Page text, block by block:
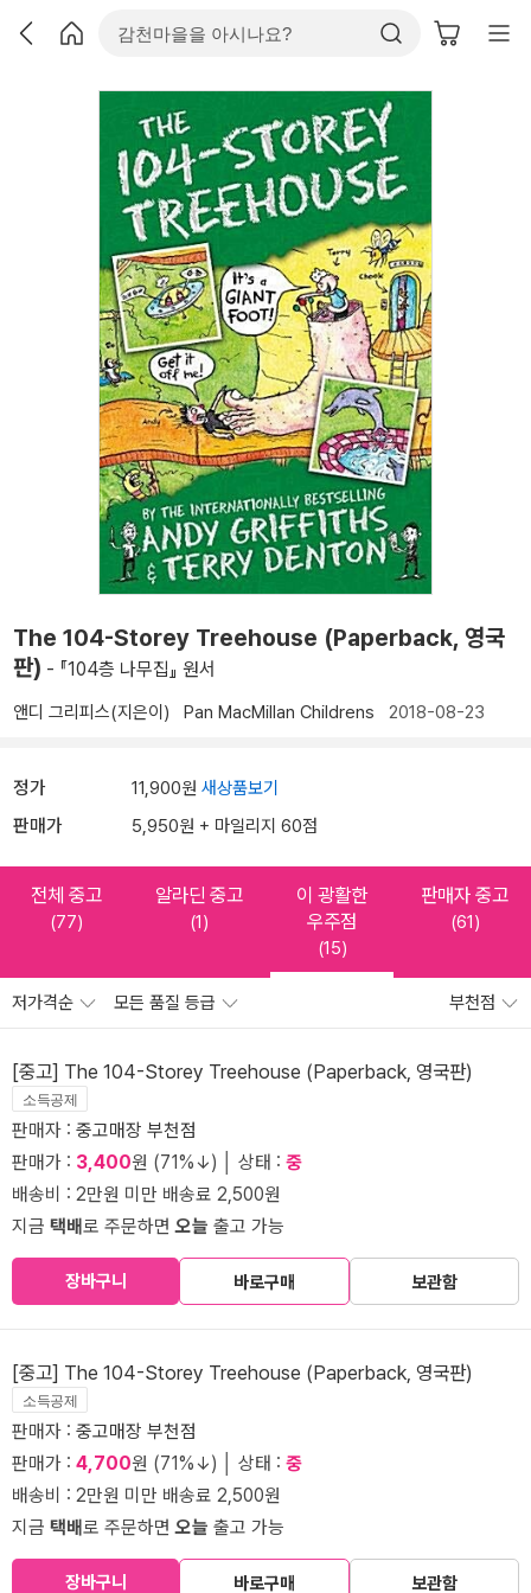
The 104-Storey Treehouse (Paperback, 영국
판) - 『104층 나무집』 원서
앤디 그리피스(지은이) Pan MacMillan Childrens 2018-08-23
정가 11,900원 새상품보기
판매가 5,950원 + 마일리지 60점
전체 중고
(77)
알라딘 중고
(1)
이 광활한
우주점
(15)
판매자 중고
(61)
저가격순 모든 품질 등급 부천점
[중고] The 104-Storey Treehouse (Paperback, 영국판)
소득공제
판매자 : 중고매장 부천점
판매가 : 3,400원 (71%↓) │ 상태 : 중
배송비 : 2만원 미만 배송료 2,500원
지금 택배로 주문하면오늘 출고 가능
장바구니 바로구매 보관함
[중고] The 104-Storey Treehouse (Paperback, 영국판)
소득공제
판매자 : 중고매장 부천점
판매가 : 4,700원 (71%↓) │ 상태 : 중
배송비 : 2만원 미만 배송료 2,500원
지금 택배로 주문하면오늘 출고 가능
장바구니 바로구매 보관함